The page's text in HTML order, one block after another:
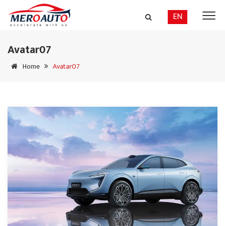
EN
Avatar07
Home Avatar07